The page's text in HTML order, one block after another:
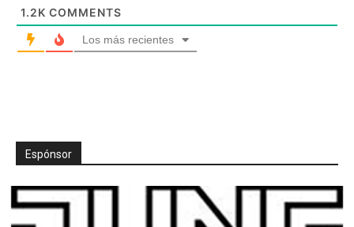
1.2K COMMENTS
Los más recientes
Espónsor